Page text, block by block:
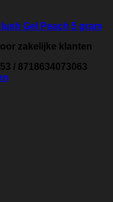
Gel Peach 5 gram
zakelijke klanten
/ 8718634073063